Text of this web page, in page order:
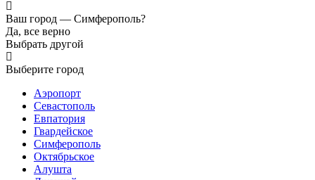
Ваш город — Симферополь?
Да, все верно
Выбрать другой
Выберите город
Аэропорт
Севастополь
Евпатория
Гвардейское
Симферополь
Октябрьское
Алушта